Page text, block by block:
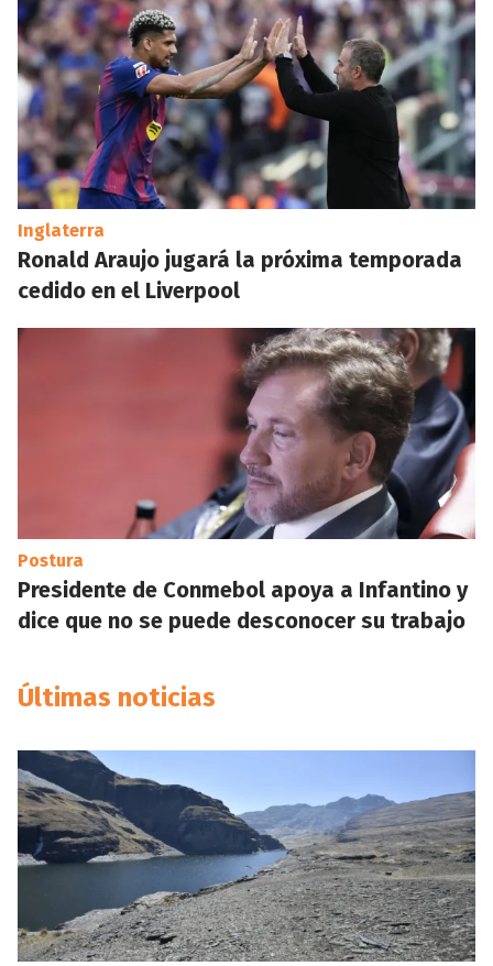
Inglaterra
Ronald Araujo jugará la próxima temporada
cedido en el Liverpool
Postura
Presidente de Conmebol apoya a Infantino y
dice que no se puede desconocer su trabajo
Últimas noticias